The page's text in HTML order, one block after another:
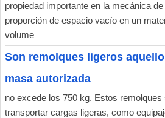
propiedad importante en la mecánica
proporción de espacio vacío en un
volume
Son remolques ligeros
masa autorizada
no excede los 750 kg. Estos
transportar cargas ligeras, como